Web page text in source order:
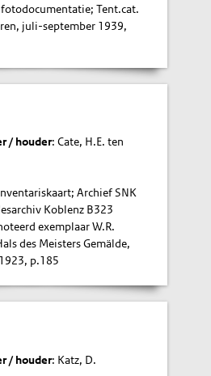
fotodocumentatie; Tent.cat.
juli-september 1939,
/ houder: Cate, H.E. ten
Archief SNK
Koblenz B323
exemplaar W.R.
des Meisters Gemälde,
p.185
/ houder: Katz, D.